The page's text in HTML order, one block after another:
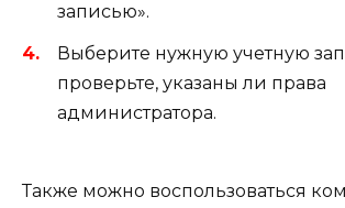
записью».
Выберите нужную учетную
проверьте, указаны ли права
администратора.
Также можно воспользоваться